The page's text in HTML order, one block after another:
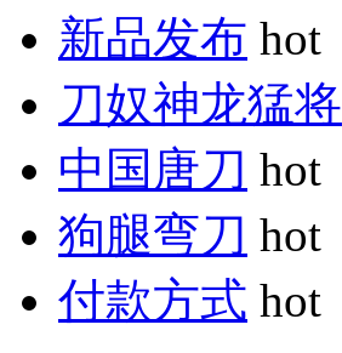
新品发布 hot
刀奴神龙猛将
中国唐刀 hot
狗腿弯刀 hot
付款方式 hot